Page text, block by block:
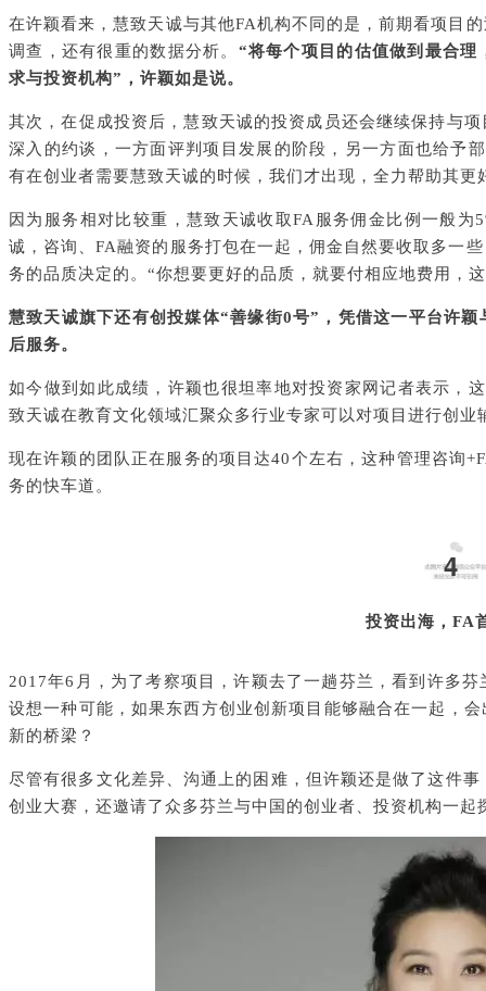
在许颖看来，慧致天诚与其他FA机构不同的是，前期看项目
调查，还有很重的数据分析。 “将每个项目的估值做到最合
求与投资机构”，许颖如是说。
其次，在促成投资后，慧致天诚的投资成员还会继续保持与
深入的约谈，一方面评判项目发展的阶段，另一方面也给予
有在创业者需要慧致天诚的时候，我们才出现，全力帮助其更
因为服务相对比较重，慧致天诚收取FA服务佣金比例一般
诚，咨询、FA融资的服务打包在一起，佣金自然要收取多一
务的品质决定的。“你想要更好的品质，就要付相应地费用，
慧致天诚旗下还有创投媒体“善缘街0号”，凭借这一平台许
后服务。
如今做到如此成绩，许颖也很坦率地对投资家网记者表示，
致天诚在教育文化领域汇聚众多行业专家可以对项目进行创
现在许颖的团队正在服务的项目达40个左右，这种管理咨询
务的快车道。
4
投资出海，FA
2017年6月，为了考察项目，许颖去了一趟芬兰，看到许多
设想一种可能，如果东西方创业创新项目能够融合在一起，
新的桥梁？
尽管有很多文化差异、沟通上的困难，但许颖还是做了这件
创业大赛，还邀请了众多芬兰与中国的创业者、投资机构一起